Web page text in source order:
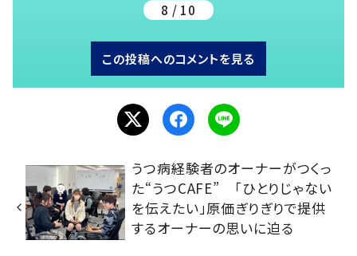
8 / 10
この投稿へのコメントを見る
うつ病経験者のオーナーがつくっ
た“うつCAFE” 「ひとりじゃない
を伝えたい」原価ぎりぎりで提供
するオーナーの思いに迫る